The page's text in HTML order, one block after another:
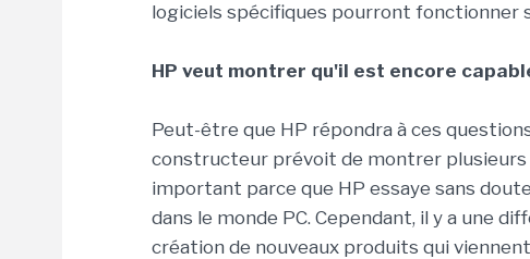
logiciels spécifiques pourront fonctionner
HP veut montrer qu'il est encore
Peut-être que HP répondra à ces
constructeur prévoit de montrer plusieurs
important parce que HP essaye sans
dans le monde PC. Cependant, il y a une
création de nouveaux produits qui